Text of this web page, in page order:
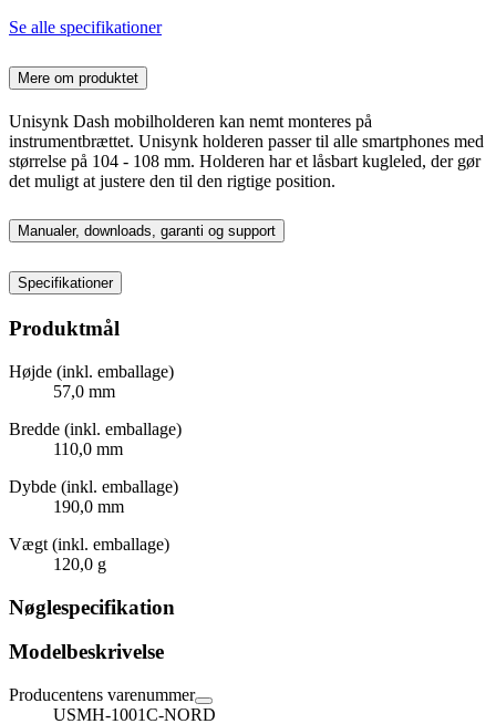
Se alle specifikationer
Mere om produktet
Unisynk Dash mobilholderen kan nemt monteres på
instrumentbrættet. Unisynk holderen passer til alle smartphones med
størrelse på 104 - 108 mm. Holderen har et låsbart kugleled, der gør
det muligt at justere den til den rigtige position.
Manualer, downloads, garanti og support
Specifikationer
Produktmål
Højde (inkl. emballage)
57,0 mm
Bredde (inkl. emballage)
110,0 mm
Dybde (inkl. emballage)
190,0 mm
Vægt (inkl. emballage)
120,0 g
Nøglespecifikation
Modelbeskrivelse
Producentens varenummer
USMH-1001C-NORD